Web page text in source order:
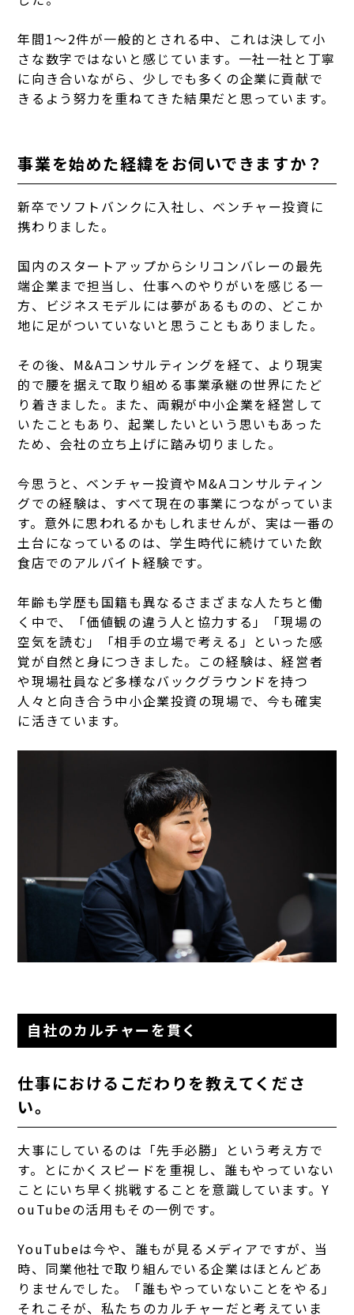
年間1〜2件が一般的とされる中、これは決して小
さな数字ではないと感じています。一社一社と丁寧
に向き合いながら、少しでも多くの企業に貢献で
きるよう努力を重ねてきた結果だと思っています。
事業を始めた経緯をお伺いできますか？
新卒でソフトバンクに入社し、ベンチャー投資に
携わりました。
国内のスタートアップからシリコンバレーの最先
端企業まで担当し、仕事へのやりがいを感じる一
方、ビジネスモデルには夢があるものの、どこか
地に足がついていないと思うこともありました。
その後、M&Aコンサルティングを経て、より現実
的で腰を据えて取り組める事業承継の世界にたど
り着きました。 また、両親が中小企業を経営して
いたこともあり、起業したいという思いもあった
ため、会社の立ち上げに踏み切りました。
今思うと、ベンチャー投資やM&Aコンサルティン
グでの経験は、すべて現在の事業につながっていま
す。 意外に思われるかもしれませんが、実は一番の
土台になっているのは、学生時代に続けていた飲
食店でのアルバイト経験です。
年齢も学歴も国籍も異なるさまざまな人たちと働
く中で、「価値観の違う人と協力する」「現場の
空気を読む」「相手の立場で考える」といった感
覚が自然と身につきました。 この経験は、経営者
や現場社員など多様なバックグラウンドを持つ
人々と向き合う中小企業投資の現場で、今も確実
に活きています。
自社のカルチャーを貫く
仕事におけるこだわりを教えてくださ
い。
大事にしているのは「先手必勝」という考え方で
す。とにかくスピードを重視し、誰もやっていない
ことにいち早く挑戦することを意識しています。Y
ouTubeの活用もその一例です。
YouTubeは今や、誰もが見るメディアですが、当
時、同業他社で取り組んでいる企業はほとんどあ
りませんでした。「誰もやっていないことをやる」
それこそが、私たちのカルチャーだと考えていま